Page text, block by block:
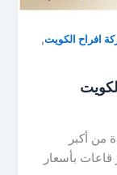
,
من أكبر
بأسعار